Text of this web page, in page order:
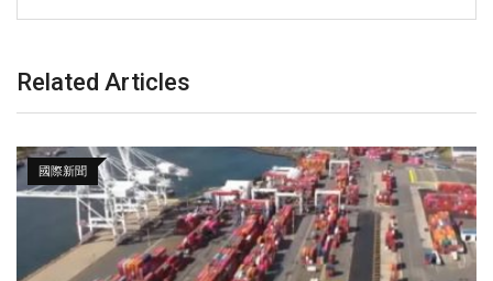
Related Articles
國際新聞